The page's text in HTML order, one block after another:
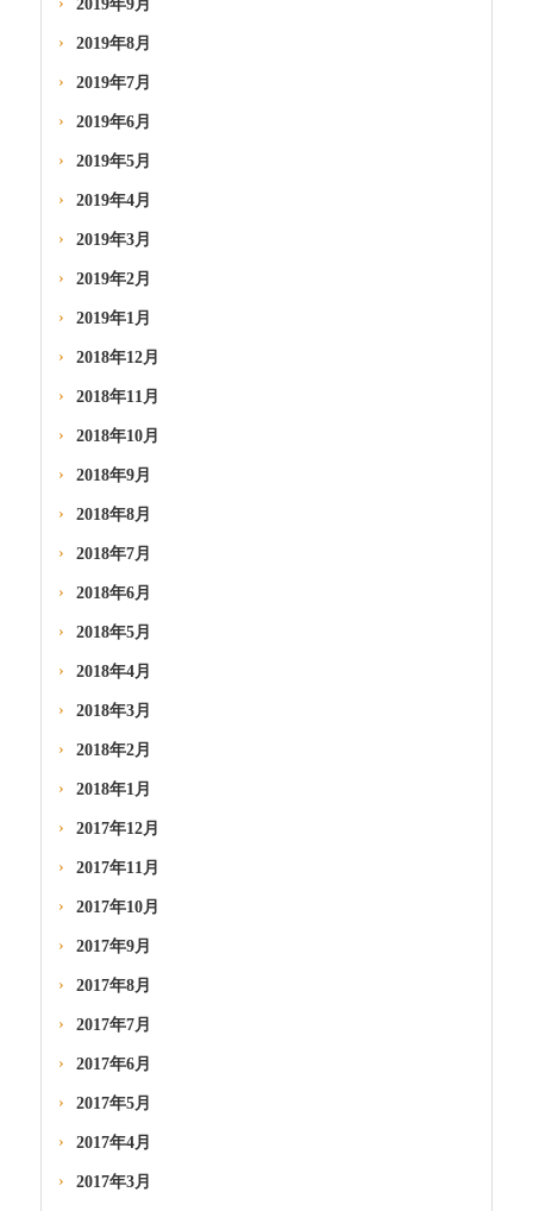
2019年9月
2019年8月
2019年7月
2019年6月
2019年5月
2019年4月
2019年3月
2019年2月
2019年1月
2018年12月
2018年11月
2018年10月
2018年9月
2018年8月
2018年7月
2018年6月
2018年5月
2018年4月
2018年3月
2018年2月
2018年1月
2017年12月
2017年11月
2017年10月
2017年9月
2017年8月
2017年7月
2017年6月
2017年5月
2017年4月
2017年3月